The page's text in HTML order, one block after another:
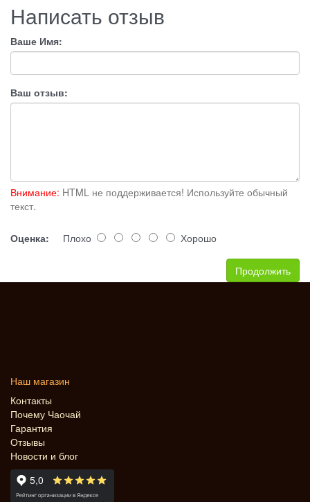
Написать отзыв
Ваше Имя:
Ваш отзыв:
Внимание: HTML не поддерживается! Используйте обычный
текст.
Оценка: Плохо Хорошо
Продолжить
Наш магазин
Контакты
Почему Чаочай
Гарантия
Отзывы
Новости и блог